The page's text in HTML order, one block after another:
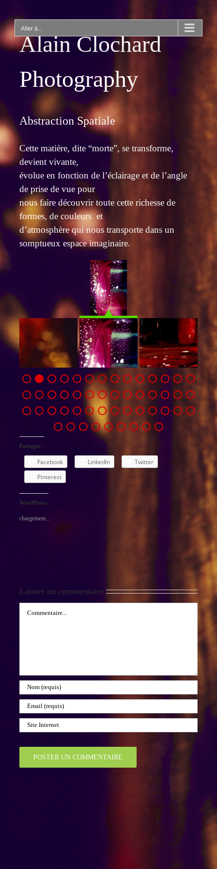
contenuAller à...
Alain Clochard
Photography
Abstraction Spatiale
Cette matière, dite “morte”, se transforme,
devient vivante,
évolue en fonction de l’éclairage et de l’angle
de prise de vue pour
nous faire découvrir toute cette richesse de
formes, de couleurs et
d’atmosphère qui nous transporte dans un
somptueux espace imaginaire.
Partager :
Facebook LinkedIn
Twitter
Pinterest
WordPress:
chargement…
Laisser un commentaire